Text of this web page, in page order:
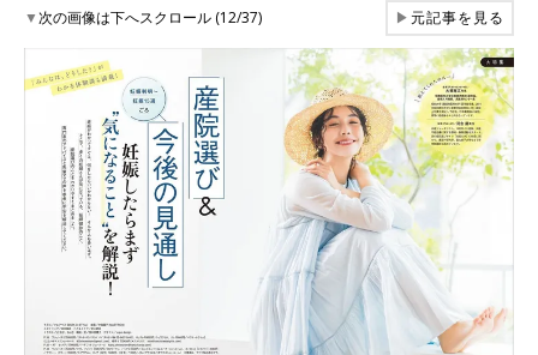
▼次の画像は下へスクロール (12/37) ▶元記事を見る